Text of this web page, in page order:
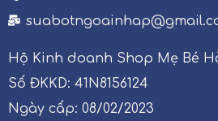
Hộ Kinh doanh Shop Mẹ Bé
Số ĐKKD: 41N8156124
Ngày cấp: 08/02/2023